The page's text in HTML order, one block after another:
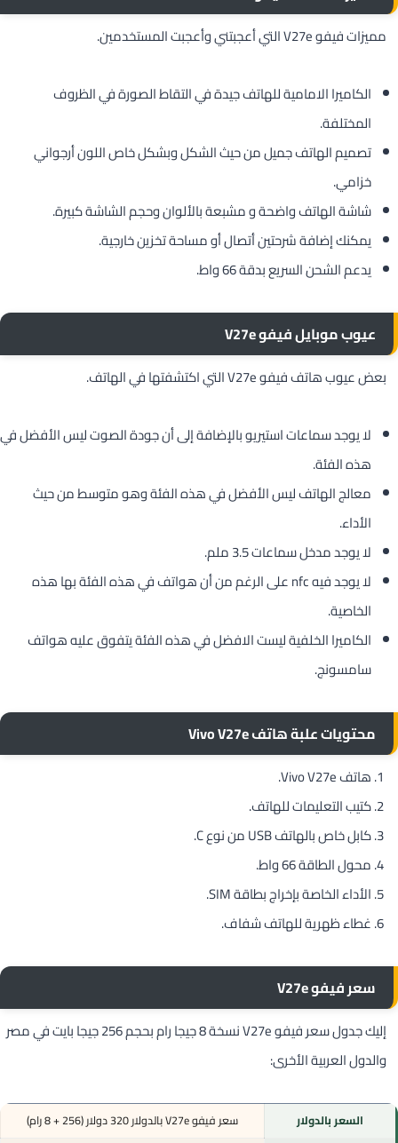
مميزات فيفو V27e التي أعجبتني وأعجبت المستخدمين.
الكاميرا الامامية للهاتف جيدة في التقاط الصورة في الظروف
المختلفة.
تصميم الهاتف جميل من حيث الشكل وبشكل خاص اللون أرجواني
خزامي.
شاشة الهاتف واضحة و مشبعة بالألوان وحجم الشاشة كبيرة.
يمكنك إضافة شرحتين أتصال أو مساحة تخزين خارجية.
يدعم الشحن السريع بدقة 66 واط.
عيوب موبايل فيفو V27e
بعض عيوب هاتف فيفو V27e التي اكتشفتها في الهاتف.
لا يوجد سماعات استيريو بالإضافة إلى أن جودة الصوت ليس الأفضل في
هذه الفئة.
معالج الهاتف ليس الأفضل في هذه الفئة وهو متوسط من حيث
الأداء.
لا يوجد مدخل سماعات 3.5 ملم.
لا يوجد فيه nfc على الرغم من أن هواتف في هذه الفئة بها هذه
الخاصية.
الكاميرا الخلفية ليست الافضل في هذه الفئة يتفوق عليه هواتف
سامسونج.
محتويات علبة هاتف Vivo V27e
هاتف Vivo V27e.
كتيب التعليمات للهاتف.
كابل خاص بالهاتف USB من نوع C.
محول الطاقة 66 واط.
الأداء الخاصة بإخراج بطاقة SIM.
غطاء ظهرية للهاتف شفاف.
سعر فيفو V27e
إليك جدول سعر فيفو V27e نسخة 8 جيجا رام بحجم 256 جيجا بايت في مصر
والدول العربية الأخرى:
السعر بالدولار
سعر فيفو V27e بالدولار 320 دولار (256 + 8 رام)